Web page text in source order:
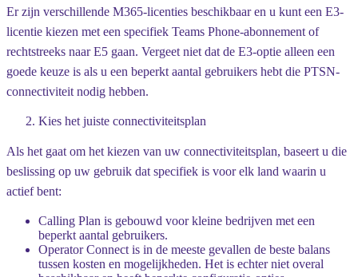
Er zijn verschillende M365-licenties beschikbaar en u kunt een E3-
licentie kiezen met een specifiek Teams Phone-abonnement of
rechtstreeks naar E5 gaan. Vergeet niet dat de E3-optie alleen een
goede keuze is als u een beperkt aantal gebruikers hebt die PTSN-
connectiviteit nodig hebben.
Kies het juiste connectiviteitsplan
Als het gaat om het kiezen van uw connectiviteitsplan, baseert u die
beslissing op uw gebruik dat specifiek is voor elk land waarin u
actief bent:
Calling Plan is gebouwd voor kleine bedrijven met een
beperkt aantal gebruikers.
Operator Connect is in de meeste gevallen de beste balans
tussen kosten en mogelijkheden. Het is echter niet overal